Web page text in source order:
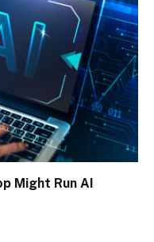
Might Run AI